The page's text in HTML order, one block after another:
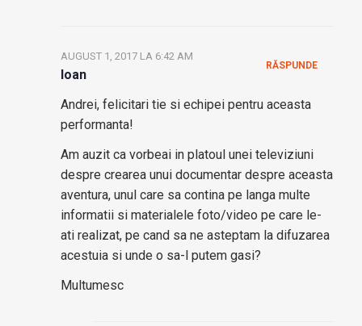
Ioan
AUGUST 1, 2017 LA 6:42 AM
Andrei, felicitari tie si echipei pentru aceasta
performanta!
Am auzit ca vorbeai in platoul unei televiziuni
despre crearea unui documentar despre aceasta
aventura, unul care sa contina pe langa multe
informatii si materialele foto/video pe care le-
ati realizat, pe cand sa ne asteptam la difuzarea
acestuia si unde o sa-l putem gasi?
Multumesc
RĂSPUNDE